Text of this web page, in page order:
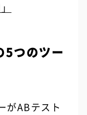
5つのツー
がABテスト